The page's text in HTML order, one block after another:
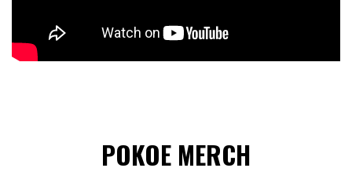
POKOE MERCH